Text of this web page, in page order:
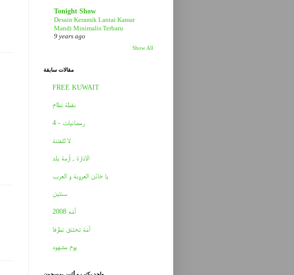
Tonight Show
Desain Keramik Lantai Kamar
Mandi Minimalis Terbaru
9 years ago
Show All
مقالات سابقة
FREE KUWAIT
نقطة نظام
رمضانيات - 4
لا للفتنة
الادارة , أزمة بلد
يا خائن العروبة و العرب
سنتين
أمّه 2008
أمّة تختنق تطرفا
يوم مشهود